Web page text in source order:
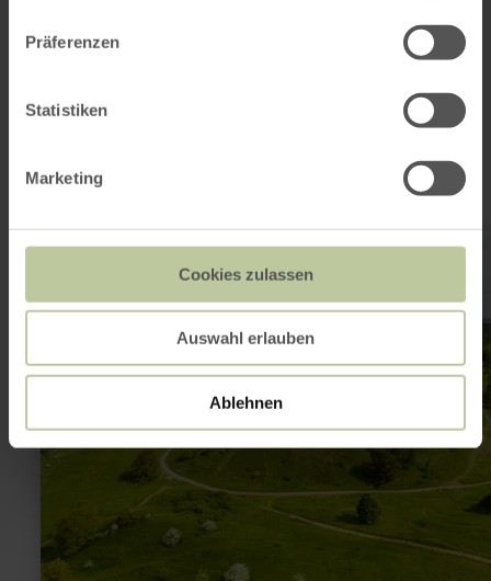
Präferenzen
Statistiken
Marketing
Cookies zulassen
Auswahl erlauben
Ablehnen
Das könnte auch
noch interessant
sein
Schlangenberg
Bergbauhotspot
zum